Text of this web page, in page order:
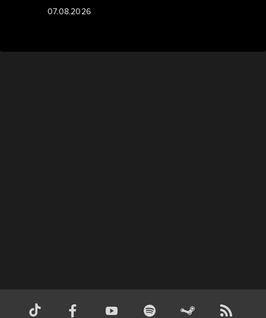
07.08.2026